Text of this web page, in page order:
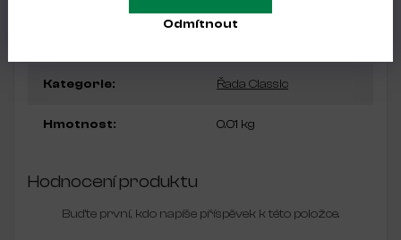
Odmítnout
Kategorie: Řada Classic
Hmotnost: 0.01 kg
Hodnocení produktu
Buďte první, kdo napíše příspěvek k této položce.